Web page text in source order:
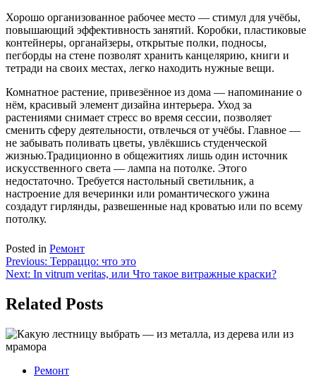
Хорошо организованное рабочее место — стимул для учёбы,
повышающий эффективность занятий. Коробки, пластиковые
контейнеры, органайзеры, открытые полки, подносы,
пегборды на стене позволят хранить канцелярию, книги и
тетради на своих местах, легко находить нужные вещи.
Комнатное растение, привезённое из дома — напоминание о
нём, красивый элемент дизайна интерьера. Уход за
растениями снимает стресс во время сессии, позволяет
сменить сферу деятельности, отвлечься от учёбы. Главное —
не забывать поливать цветы, увлёкшись студенческой
жизнью.Традиционно в общежитиях лишь один источник
искусственного света — лампа на потолке. Этого
недостаточно. Требуется настольный светильник, а
настроение для вечеринки или романтического ужина
создадут гирлянды, развешенные над кроватью или по всему
потолку.
Posted in Ремонт
Навигация
по
записям
Previous: Терраццо: что это
Next: In vitrum veritas, или Что такое витражные краски?
Related Posts
Ремонт